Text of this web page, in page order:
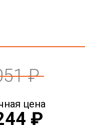
цена
₽
₽